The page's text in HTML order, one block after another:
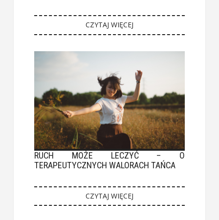
CZYTAJ WIĘCEJ
RUCH MOŻE LECZYĆ – O
TERAPEUTYCZNYCH WALORACH TAŃCA
CZYTAJ WIĘCEJ